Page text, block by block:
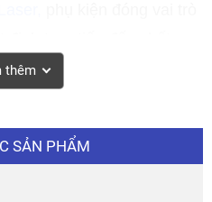
SẢN PHẨM
của Laser và tuổi thọ của
bảo vệ, đầu hàn, dây
làm mát... đều góp
trơn tru, tiết kiệm năng
thêm